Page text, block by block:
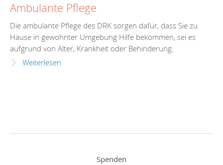
Ambulante Pflege
Die ambulante Pflege des DRK sorgen dafür, dass Sie zu
Hause in gewohnter Umgebung Hilfe bekommen, sei es
aufgrund von Alter, Krankheit oder Behinderung.
Weiterlesen
Spenden